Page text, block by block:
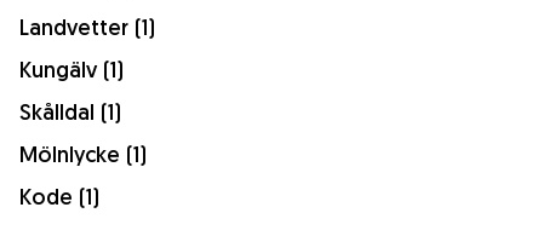
Landvetter (1)
Kungälv (1)
Skålldal (1)
Mölnlycke (1)
Kode (1)